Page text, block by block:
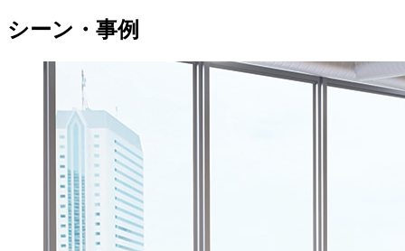
シーン・事例